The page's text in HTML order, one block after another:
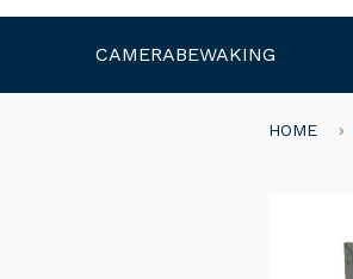
CAMERABEWAKING
HOME